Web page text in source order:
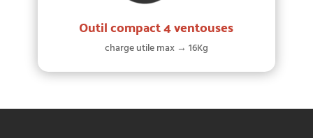
Outil compact 4 ventouses
charge utile max → 16Kg